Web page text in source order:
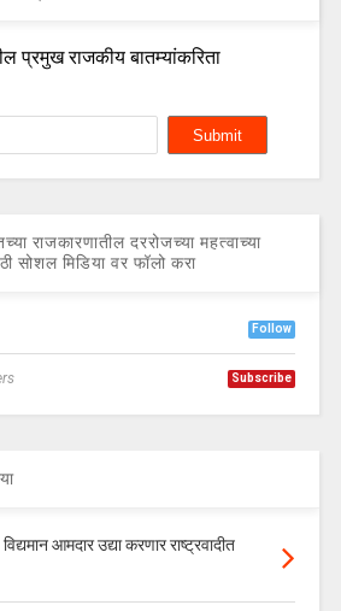
प्रमुख राजकीय बातम्यांकरिता
राजकारणातील दररोजच्या महत्वाच्या
सोशल मिडिया वर फॉलो करा
Follow
Subscribe
आमदार उद्या करणार राष्ट्रवादीत